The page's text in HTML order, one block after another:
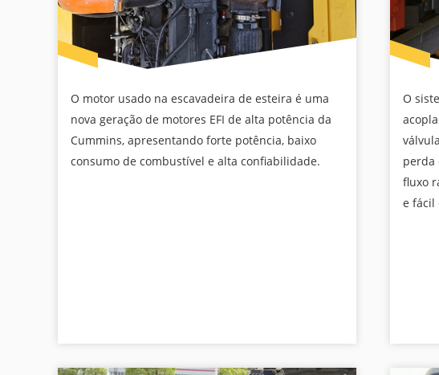
O motor usado na escavadeira de esteira é uma
nova geração de motores EFI de alta potência da
Cummins, apresentando forte potência, baixo
consumo de combustível e alta confiabilidade.
O
perda
fluxo
e fácil